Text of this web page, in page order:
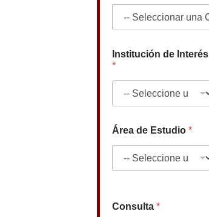
Institución de Interés
*
Área de Estudio *
Consulta *